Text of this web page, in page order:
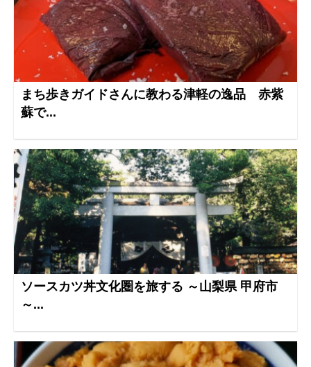
まち歩きガイドさんに教わる津軽の逸品 赤紫
蘇で...
ソースカツ丼文化圏を旅する ～山梨県 甲府市
～...